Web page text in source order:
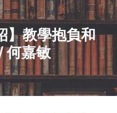
】教學抱負和
何嘉敏